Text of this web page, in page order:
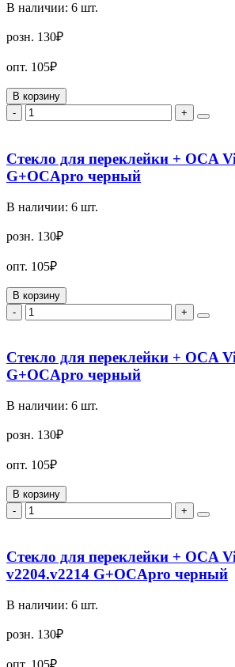
В наличии: 6 шт.
розн. 130₽
опт. 105₽
В корзину
-
+
Стекло для переклейки + OCA
G+OCApro черный
В наличии: 6 шт.
розн. 130₽
опт. 105₽
В корзину
-
+
Стекло для переклейки + OCA
G+OCApro черный
В наличии: 6 шт.
розн. 130₽
опт. 105₽
В корзину
-
+
Стекло для переклейки + OCA
v2204.v2214 G+OCApro черный
В наличии: 6 шт.
розн. 130₽
опт. 105₽